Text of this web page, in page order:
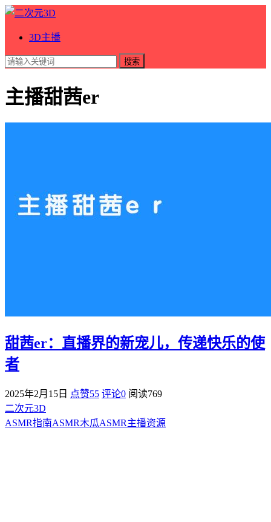
3D主播
搜索
主播甜茜er
甜茜er：直播界的新宠儿，传递快乐的使
者
2025年2月15日 点赞55 评论0 阅读769
二次元3D
ASMR指南ASMR木瓜ASMR主播资源